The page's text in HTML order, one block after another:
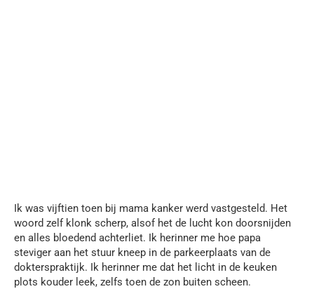
Ik was vijftien toen bij mama kanker werd vastgesteld. Het
woord zelf klonk scherp, alsof het de lucht kon doorsnijden
en alles bloedend achterliet. Ik herinner me hoe papa
steviger aan het stuur kneep in de parkeerplaats van de
dokterspraktijk. Ik herinner me dat het licht in de keuken
plots kouder leek, zelfs toen de zon buiten scheen.